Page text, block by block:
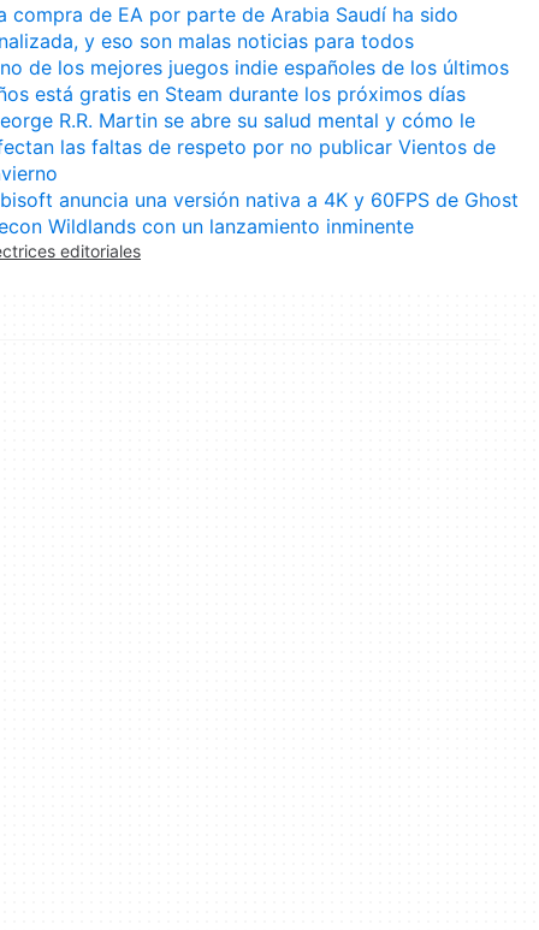
compra de EA por parte de Arabia Saudí ha sido
y eso son malas noticias para todos
de los mejores juegos indie españoles de los últimos
está gratis en Steam durante los próximos días
R.R. Martin se abre su salud mental y cómo le
las faltas de respeto por no publicar Vientos de
anuncia una versión nativa a 4K y 60FPS de Ghost
Wildlands con un lanzamiento inminente
editoriales